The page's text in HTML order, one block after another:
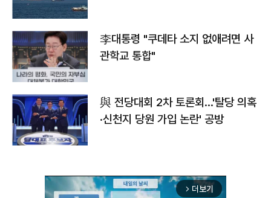
李대통령 "쿠데타 소지 없애려면 사
관학교 통합"
與 전당대회 2차 토론회…'탈당 의혹
·신천지 당원 가입 논란' 공방
arrow_forward_ios 더보기